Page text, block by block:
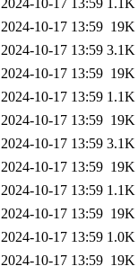
2024-10-17 13:59 1.1K
2024-10-17 13:59 19K
2024-10-17 13:59 3.1K
2024-10-17 13:59 19K
2024-10-17 13:59 1.1K
2024-10-17 13:59 19K
2024-10-17 13:59 3.1K
2024-10-17 13:59 19K
2024-10-17 13:59 1.1K
2024-10-17 13:59 19K
2024-10-17 13:59 1.0K
2024-10-17 13:59 19K